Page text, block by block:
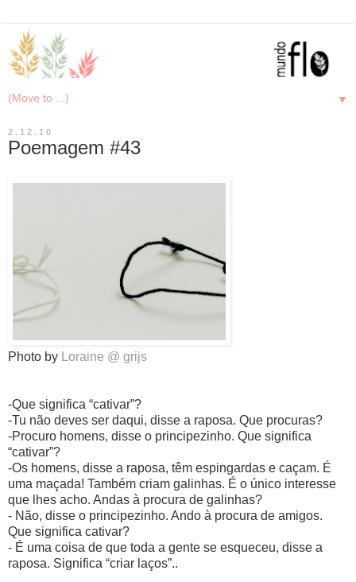
▼
2.12.10
Poemagem #43
Photo by Loraine @ grijs
-Que significa “cativar”?
-Tu não deves ser daqui, disse a raposa. Que procuras?
-Procuro homens, disse o principezinho. Que significa
“cativar”?
-Os homens, disse a raposa, têm espingardas e caçam. É
uma maçada! Também criam galinhas. É o único interesse
que lhes acho. Andas à procura de galinhas?
- Não, disse o principezinho. Ando à procura de amigos.
Que significa cativar?
- É uma coisa de que toda a gente se esqueceu, disse a
raposa. Significa “criar laços”..